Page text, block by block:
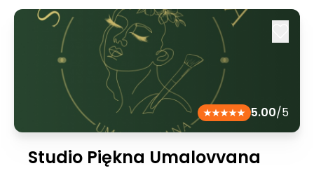
5.00/5
Studio Piękna Umalovvana